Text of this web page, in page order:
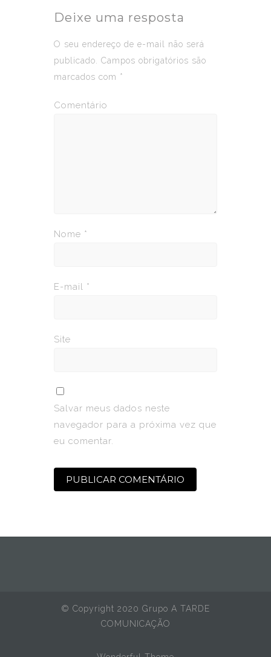
Deixe uma resposta
O seu endereço de e-mail não será
publicado.
Campos obrigatórios são
marcados com *
Comentário
Nome *
E-mail *
Site
Salvar meus dados neste
navegador para a próxima vez que
eu comentar.
© Copyright 2020 Grupo A TARDE
COMUNICAÇÃO